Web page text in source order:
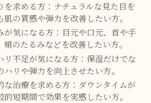
を求める方：ナチュラルな見た目を
の質感や弾力を改善したい方。
が気になる方：目元や口元、首や手
頬のたるみなどを改善したい方。
リ不足が気になる方：保湿だけでな
ハリや弾力を向上させたい方。
な治療を求める方：ダウンタイムが
的短期間で効果を実感したい方。